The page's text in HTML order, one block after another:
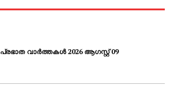
പ്രഭാത വാർത്തകൾ 2026 ആഗസ്റ്റ് 09